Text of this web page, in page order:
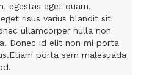
egestas eget quam.
risus varius blandit sit
ullamcorper nulla non
Donec id elit non mi porta
porta sem malesuada